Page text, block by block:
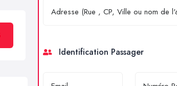
Identification Passager